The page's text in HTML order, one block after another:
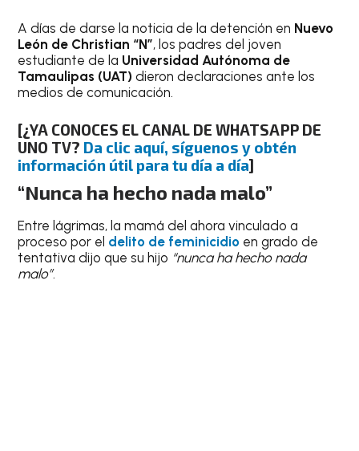
A días de darse la noticia de la detención en Nuevo
León de Christian “N”, los padres del joven
estudiante de la Universidad Autónoma de
Tamaulipas (UAT)dieron declaraciones ante los
medios de comunicación.
[¿YA CONOCES EL CANAL DE WHATSAPP DE
UNO TV? Da clic aquí, síguenos y obtén
información útil para tu día a día]
“Nunca ha hecho nada malo”
Entre lágrimas, la mamá del ahora vinculado a
proceso por el delito de feminicidio en grado de
tentativa dijo que su hijo “nunca ha hecho nada
malo”.